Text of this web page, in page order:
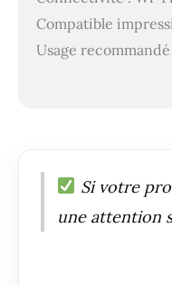
Compatible
Usage
Si votre
une attention